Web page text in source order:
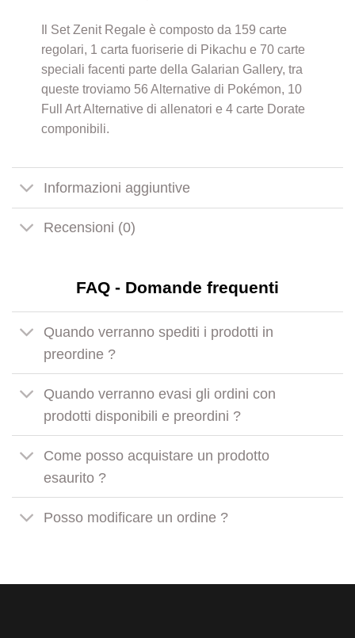
Il Set Zenit Regale è composto da 159 carte
regolari, 1 carta fuoriserie di Pikachu e 70 carte
speciali facenti parte della Galarian Gallery, tra
queste troviamo 56 Alternative di Pokémon, 10
Full Art Alternative di allenatori e 4 carte Dorate
componibili.
Informazioni aggiuntive
Recensioni (0)
FAQ - Domande frequenti
Quando verranno spediti i prodotti in
preordine ?
Quando verranno evasi gli ordini con
prodotti disponibili e preordini ?
Come posso acquistare un prodotto
esaurito ?
Posso modificare un ordine ?